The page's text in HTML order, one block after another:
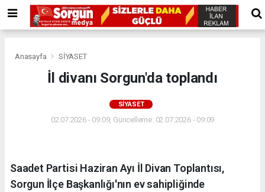
Anasayfa SİYASET
İl divanı Sorgun'da toplandı
SİYASET
02.07.2026 - 09:09, Güncelleme: 02.07.2026 - 09:09
Saadet Partisi Haziran Ayı İl Divan Toplantısı,
Sorgun İlçe Başkanlığı'nın ev sahipliğinde